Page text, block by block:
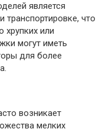
является
транспортировке, что
хрупких или
могут иметь
для более
возникает
мелких